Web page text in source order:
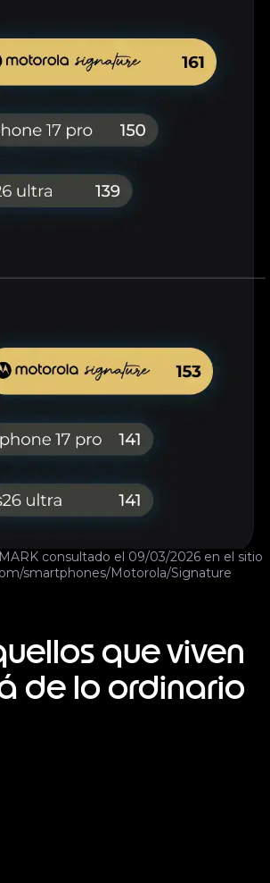
consultado el 09/03/2026 en el sitio
smartphones/Motorola/Signature
que viven
de lo ordinario